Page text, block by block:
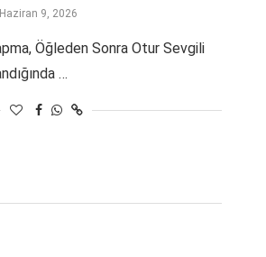
Haziran 9, 2026
Öğleden Sonra Otur Sevgili
…